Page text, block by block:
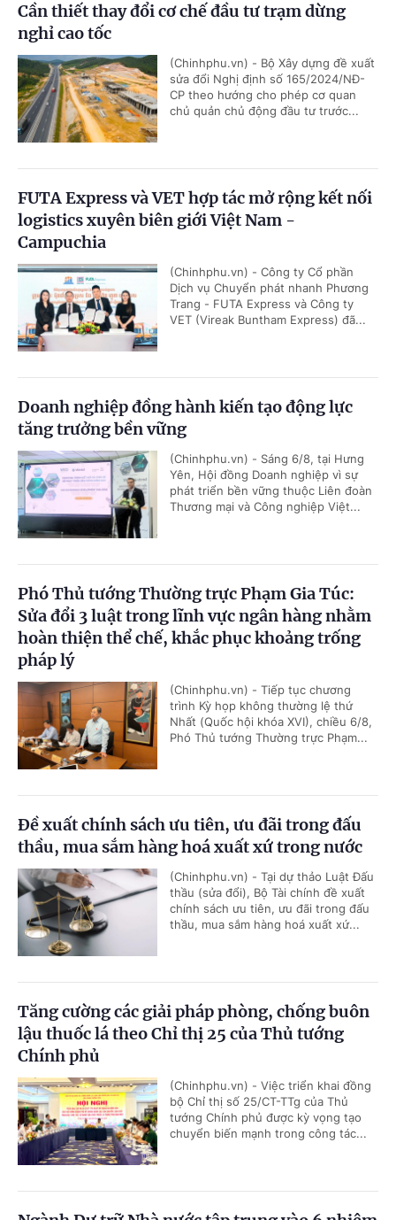
Cần thiết thay đổi cơ chế đầu tư trạm dừng
nghỉ cao tốc
(Chinhphu.vn) - Bộ Xây dựng đề xuất
sửa đổi Nghị định số 165/2024/NĐ-
CP theo hướng cho phép cơ quan
chủ quản chủ động đầu tư trước...
FUTA Express và VET hợp tác mở rộng kết nối
logistics xuyên biên giới Việt Nam -
Campuchia
(Chinhphu.vn) - Công ty Cổ phần
Dịch vụ Chuyển phát nhanh Phương
Trang - FUTA Express và Công ty
VET (Vireak Buntham Express) đã...
Doanh nghiệp đồng hành kiến tạo động lực
tăng trưởng bền vững
(Chinhphu.vn) - Sáng 6/8, tại Hưng
Yên, Hội đồng Doanh nghiệp vì sự
phát triển bền vững thuộc Liên đoàn
Thương mại và Công nghiệp Việt...
Phó Thủ tướng Thường trực Phạm Gia Túc:
Sửa đổi 3 luật trong lĩnh vực ngân hàng nhằm
hoàn thiện thể chế, khắc phục khoảng trống
pháp lý
(Chinhphu.vn) - Tiếp tục chương
trình Kỳ họp không thường lệ thứ
Nhất (Quốc hội khóa XVI), chiều 6/8,
Phó Thủ tướng Thường trực Phạm...
Đề xuất chính sách ưu tiên, ưu đãi trong đấu
thầu, mua sắm hàng hoá xuất xứ trong nước
(Chinhphu.vn) - Tại dự thảo Luật Đấu
thầu (sửa đổi), Bộ Tài chính đề xuất
chính sách ưu tiên, ưu đãi trong đấu
thầu, mua sắm hàng hoá xuất xứ...
Tăng cường các giải pháp phòng, chống buôn
lậu thuốc lá theo Chỉ thị 25 của Thủ tướng
Chính phủ
(Chinhphu.vn) - Việc triển khai đồng
bộ Chỉ thị số 25/CT-TTg của Thủ
tướng Chính phủ được kỳ vọng tạo
chuyển biến mạnh trong công tác...